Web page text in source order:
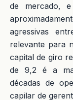
de mercado,
agressivas
relevante para
capital de giro
de 9,2 é a
décadas de
capilar de